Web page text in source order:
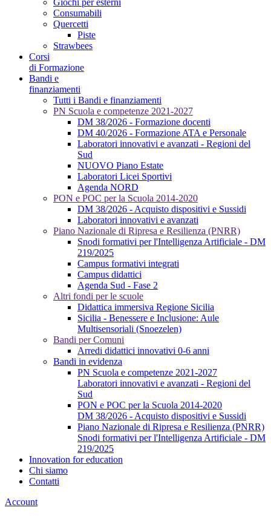
Consumabili
Quercetti
Piste
Strawbees
Corsi
di Formazione
Bandi e
finanziamenti
Tutti i Bandi e finanziamenti
PN Scuola e competenze 2021-2027
DM 38/2026 - Formazione docenti
DM 40/2026 - Formazione ATA e Personale
Laboratori innovativi e avanzati - Regioni del
Sud
NUOVO Piano Estate
Laboratori Licei Sportivi
Agenda NORD
PON e POC per la Scuola 2014-2020
DM 38/2026 - Acquisto dispositivi e Sussidi
Laboratori innovativi e avanzati
Piano Nazionale di Ripresa e Resilienza (PNRR)
Snodi formativi per l'Intelligenza Artificiale - DM
219/2025
Campus formativi integrati
Campus didattici
Agenda Sud - Fase 2
Altri fondi per le scuole
Didattica immersiva Regione Sicilia
Sicilia - Benessere e Inclusione: Aule
Multisensoriali (Snoezelen)
Bandi per Comuni
Arredi didattici innovativi 0-6 anni
Bandi in evidenza
PN Scuola e competenze 2021-2027
Laboratori innovativi e avanzati - Regioni del
Sud
PON e POC per la Scuola 2014-2020
DM 38/2026 - Acquisto dispositivi e Sussidi
Piano Nazionale di Ripresa e Resilienza (PNRR)
Snodi formativi per l'Intelligenza Artificiale - DM
219/2025
Innovation for education
Chi siamo
Contatti
Account